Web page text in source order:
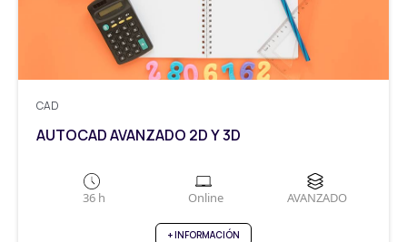
CAD
AUTOCAD AVANZADO 2D Y 3D
36 h Online AVANZADO
+ INFORMACIÓN